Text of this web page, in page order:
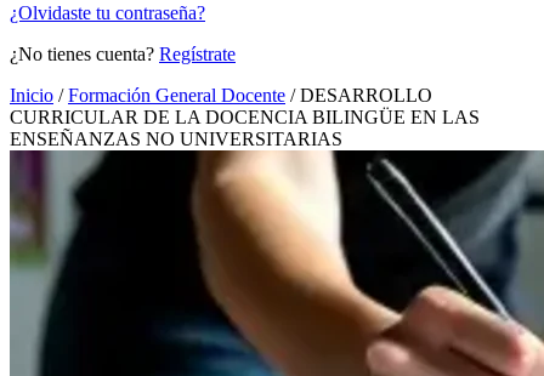
¿Olvidaste tu contraseña?
¿No tienes cuenta? Regístrate
Inicio / Formación General Docente /DESARROLLO
CURRICULAR DE LA DOCENCIA BILINGÜE EN LAS
ENSEÑANZAS NO UNIVERSITARIAS